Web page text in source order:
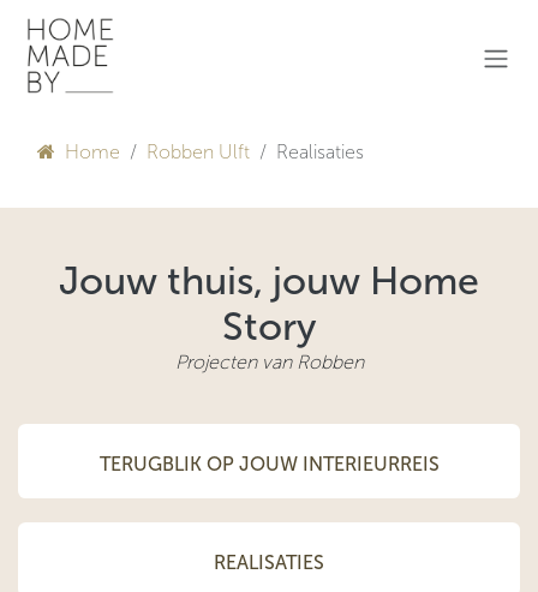
Overslaan naar inhoud
Home Robben Ulft Realisaties
Jouw thuis, jouw Home
Story
Projecten van Robben
TERUGBLIK OP JOUW INTERIEURREIS
REALISATIES